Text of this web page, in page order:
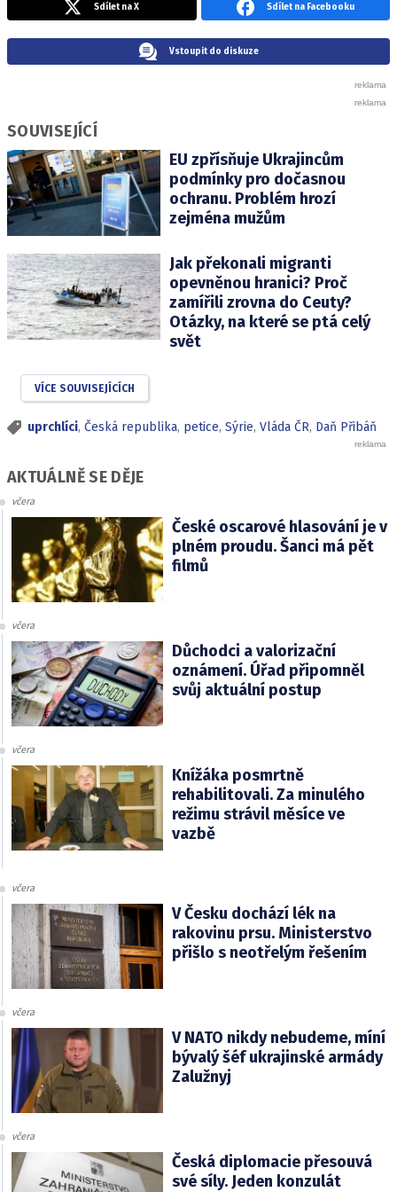
Sdílet na X Sdílet na Facebooku
Vstoupit do diskuze
SOUVISEJÍCÍ
EU zpřísňuje Ukrajincům
podmínky pro dočasnou
ochranu. Problém hrozí
zejména mužům
Jak překonali migranti
opevněnou hranici? Proč
zamířili zrovna do Ceuty?
Otázky, na které se ptá celý
svět
VÍCE SOUVISEJÍCÍCH
uprchlíci, Česká republika, petice, Sýrie, Vláda ČR, Daň Přibáň
AKTUÁLNĚ SE DĚJE
včera
České oscarové hlasování je v
plném proudu. Šanci má pět
filmů
včera
Důchodci a valorizační
oznámení. Úřad připomněl
svůj aktuální postup
včera
Knížáka posmrtně
rehabilitovali. Za minulého
režimu strávil měsíce ve
vazbě
včera
V Česku dochází lék na
rakovinu prsu. Ministerstvo
přišlo s neotřelým řešením
včera
V NATO nikdy nebudeme, míní
bývalý šéf ukrajinské armády
Zalužnyj
včera
Česká diplomacie přesouvá
své síly. Jeden konzulát